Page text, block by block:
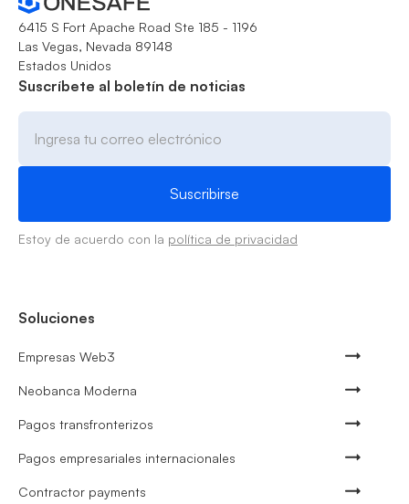
6415 S Fort Apache Road Ste 185 - 1196
Las Vegas, Nevada 89148
Estados Unidos
Suscríbete al boletín de noticias
Estoy de acuerdo con la política de privacidad
Soluciones
Empresas Web3
Neobanca Moderna
Pagos transfronterizos
Pagos empresariales internacionales
Contractor payments